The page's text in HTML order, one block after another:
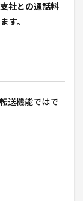
社との通話料
す。
送機能ではで